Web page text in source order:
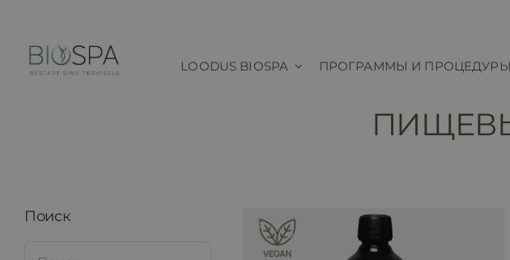
content
LOODUS BIOSPA ПРОГРАММЫ И ПРОЦЕДУРЫ
Поиск